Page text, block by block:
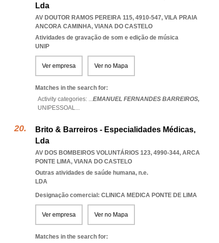
Lda
AV DOUTOR RAMOS PEREIRA 115, 4910-547, VILA PRAIA
ANCORA CAMINHA, VIANA DO CASTELO
Atividades de gravação de som e edição de música
UNIP
Ver empresa Ver no Mapa
Matches in the search for:
Activity categories: ...EMANUEL FERNANDES BARREIROS,
UNIPESSOAL...
Brito & Barreiros - Especialidades Médicas,
Lda
AV DOS BOMBEIROS VOLUNTÁRIOS 123, 4990-344, ARCA
PONTE LIMA, VIANA DO CASTELO
Outras atividades de saúde humana, n.e.
LDA
Designação comercial: CLINICA MEDICA PONTE DE LIMA
Ver empresa Ver no Mapa
Matches in the search for: